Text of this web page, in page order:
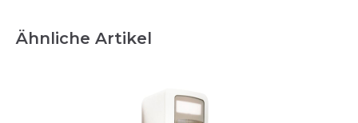
Ähnliche Artikel